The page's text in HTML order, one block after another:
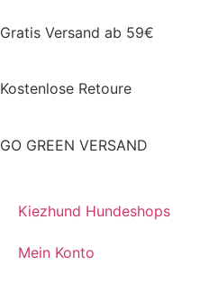
Gratis Versand ab 59€
Kostenlose Retoure
GO GREEN VERSAND
Kiezhund Hundeshops
Mein Konto